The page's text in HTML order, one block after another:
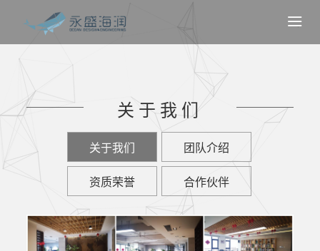

关于我们
关于我们 团队介绍
资质荣誉 合作伙伴